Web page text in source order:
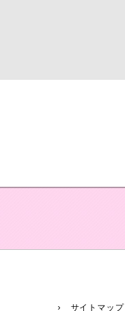
› サイトマップ